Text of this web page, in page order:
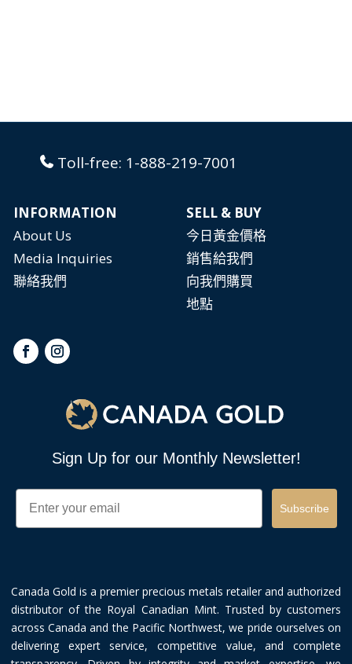
Toll-free: 1-888-219-7001
INFORMATION
SELL & BUY
About Us
今日黃金價格
Media Inquiries
銷售給我們
聯絡我們
向我們購買
地點
Sign Up for our Monthly Newsletter!
Email
Subscribe
Canada Gold is a premier precious metals retailer and authorized
distributor of the Royal Canadian Mint. Trusted by customers
across Canada and the Pacific Northwest, we pride ourselves on
delivering expert service, competitive value, and complete